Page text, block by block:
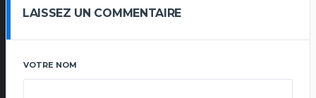
LAISSEZ UN COMMENTAIRE
VOTRE NOM